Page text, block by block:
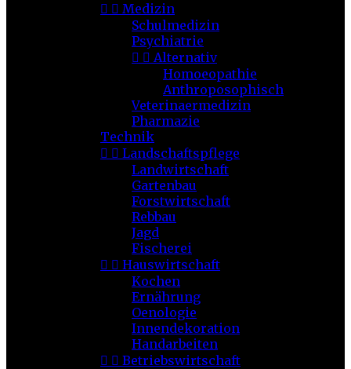
  Medizin
Schulmedizin
Psychiatrie
  Alternativ
Homoeopathie
Anthroposophisch
Veterinaermedizin
Pharmazie
Technik
  Landschaftspflege
Landwirtschaft
Gartenbau
Forstwirtschaft
Rebbau
Jagd
Fischerei
  Hauswirtschaft
Kochen
Ernährung
Oenologie
Innendekoration
Handarbeiten
  Betriebswirtschaft